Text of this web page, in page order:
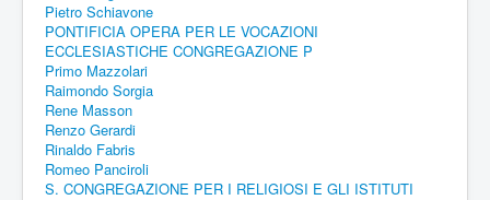
Pietro Schiavone
PONTIFICIA OPERA PER LE VOCAZIONI
ECCLESIASTICHE CONGREGAZIONE P
Primo Mazzolari
Raimondo Sorgia
Rene Masson
Renzo Gerardi
Rinaldo Fabris
Romeo Panciroli
S. CONGREGAZIONE PER I RELIGIOSI E GLI ISTITUTI